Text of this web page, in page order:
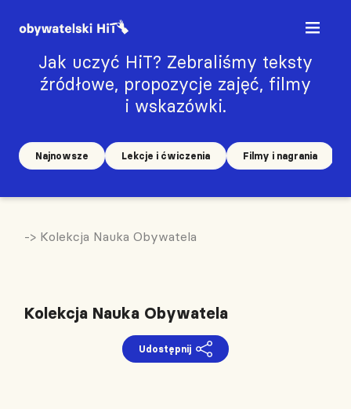
Jak uczyć HiT? Zebraliśmy teksty
źródłowe, propozycje zajęć, filmy
i wskazówki.
Najnowsze Lekcje i ćwiczenia Filmy i nagrania
-> Kolekcja Nauka Obywatela
Kolekcja Nauka Obywatela
Udostępnij